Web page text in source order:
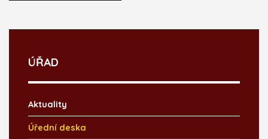
ÚŘAD
Aktuality
Úřední deska